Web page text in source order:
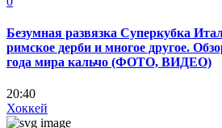
Безумная развязка Суперкубка
римское дерби и многое другое.
года мира кальчо (ФОТО, ВИДЕО)
20:40
Хоккей